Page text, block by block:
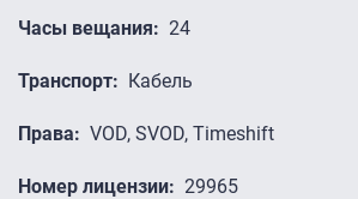
Часы вещания 24
Транспорт Кабель
Права VOD, SVOD, Timeshift
Номер лицензии 29965